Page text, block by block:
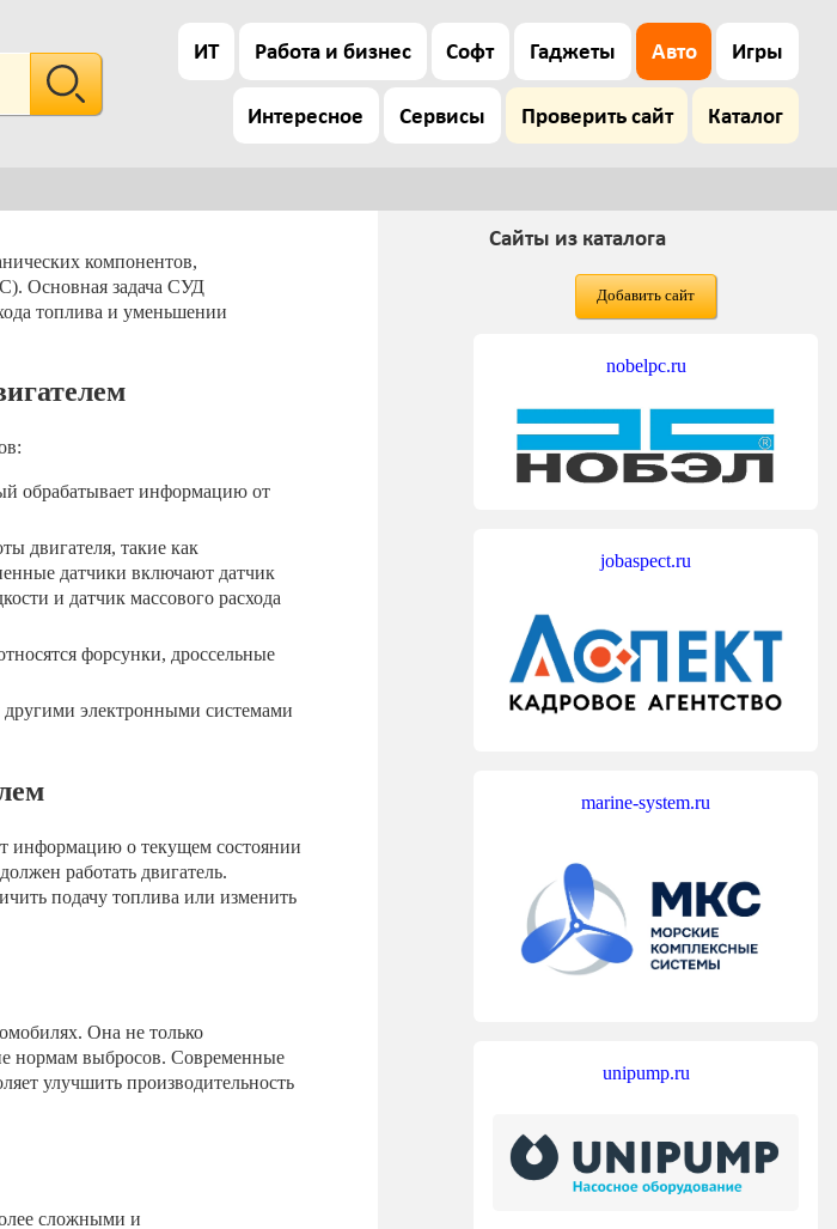
ИТ Работа и бизнес Софт Гаджеты Авто Игры
Интересное Сервисы Проверить сайт Каталог
компонентов,
Основная задача СУД
топлива и уменьшении
обрабатывает информацию от
двигателя, такие как
датчики включают датчик
и датчик массового расхода
форсунки, дроссельные
электронными системами
информацию о текущем состоянии
работать двигатель.
подачу топлива или изменить
Она не только
нормам выбросов. Современные
улучшить производительность
сложными и
Сайты из каталога
Добавить сайт
nobelpc.ru
jobaspect.ru
marine-system.ru
unipump.ru